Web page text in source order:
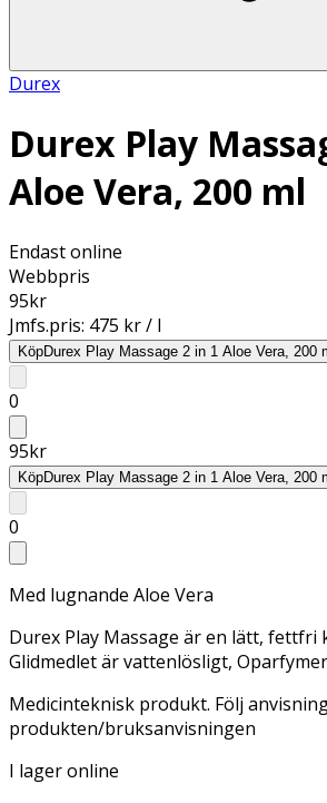
Durex
Durex Play
Aloe Vera, 200 ml
Endast online
Webbpris
95kr
Jmfs.pris: 475 kr / l
KöpDurex Play Massage 2 in 1 Aloe Vera, 200
0
95kr
KöpDurex Play Massage 2 in 1 Aloe Vera, 200
0
Med lugnande Aloe Vera
Durex Play Massage är en lätt, fettfri
Glidmedlet är vattenlösligt,
Medicinteknisk produkt. Följ
produkten/bruksanvisningen
I lager online